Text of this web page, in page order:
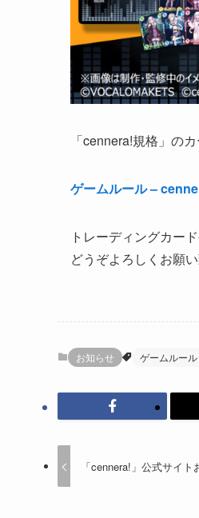
「cennera!規格」の
ゲームルール –
トレーディングカー
どうぞよろしくお願い
お知らせ ゲームルール
「cennera!」公式サイ